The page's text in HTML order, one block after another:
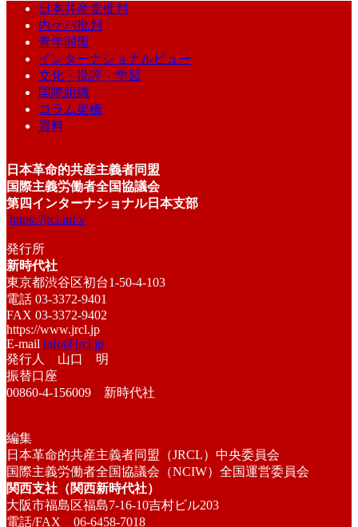
日本共産党批判
内ゲバ批判
青年同盟
インターナショナルビュー
文化・批評・学習
国際組織
コラム架橋
資料
日本革命的共産主義者同盟
国際主義労働者全国協議会
第四インターナショナル日本支部
https://jrcl.info/
発行所
新時代社
東京都渋谷区初台1-50-4-103
電話 03-3372-9401
FAX 03-3372-9402
https://www.jrcl.jp
E-mail info@jrcl.jp
発行人 山口 明
振替口座
00860-4-156009 新時代社
編集
日本革命的共産主義者同盟（JRCL）中央委員会
国際主義労働者全国協議会（NCIW）全国運営委員会
関西支社（関西新時代社）
大阪市福島区福島7-16-10吉村ビル203
電話/FAX 06-6458-7018